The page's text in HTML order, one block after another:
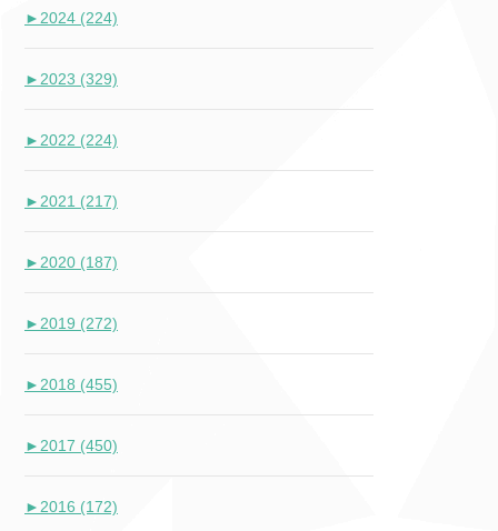
► 2024 (224)
► 2023 (329)
► 2022 (224)
► 2021 (217)
► 2020 (187)
► 2019 (272)
► 2018 (455)
► 2017 (450)
► 2016 (172)